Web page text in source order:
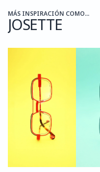
MÁS INSPIRACIÓN COMO...
JOSETTE